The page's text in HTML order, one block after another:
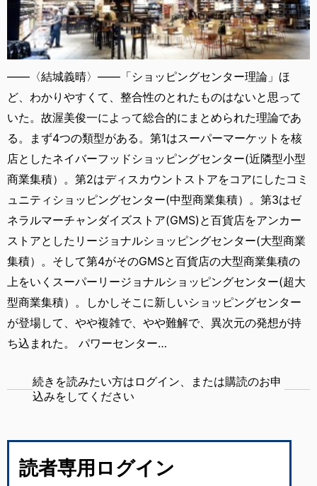
――〈結城義晴〉――「ショッピングセンター理論」ほ
ど、わかりやすくて、整合性のとれたものはないと思って
いた。故渥美俊一によって総合的にまとめられた理論であ
る。まず4つの類型がある。第1はスーパーマーケットを核
店としたネイバーフッドショッピングセンター(近隣型小型
商業集積）。第2はディスカウントストアをコアにしたコミ
ュニティショッピングセンター(中型商業集積）。第3はゼ
ネラルマーチャンダイズストア(GMS)と百貨店をアンカー
ストアとしたリージョナルショッピングセンター(大型商業
集積）。そして第4がそのGMSと百貨店の大型商業集積の
上をいくスーパーリージョナルショッピングセンター(超大
型商業集積）。しかしそこに新しいショッピングセンター
が登場して、やや複雑で、やや難解で、異次元の発想が持
ち込まれた。 パワーセンター…
続きを読みたい方はログイン、または購読のお申
込みをしてください
読者専用ログイン